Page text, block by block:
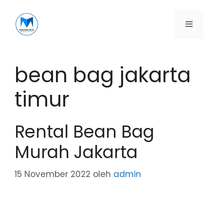
bean bag jakarta
timur
Rental Bean Bag
Murah Jakarta
15 November 2022 oleh admin